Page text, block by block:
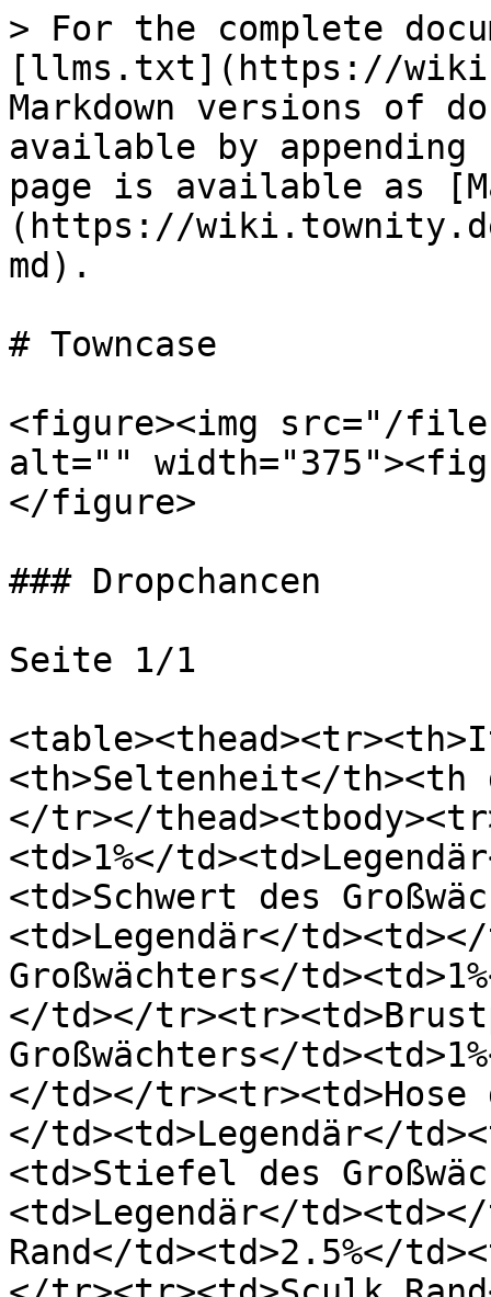
> For the complete
[llms.txt](https://
Markdown versions of
available by
page is available as
(https://
md).
# Towncase
<figure><img src="/files/
alt=""
</figure>
### Dropchancen
Seite 1/1
<th>Seltenheit</th><th
</tr></
<td>1%</
<td>Schwert des
<td>Legendär</
Großwächters</
</td></
Großwächters</
</td></tr><tr><td>Hose
</td><td>Legendär</
<td>Stiefel des
<td>Legendär</
Rand</td><td>2.5%</